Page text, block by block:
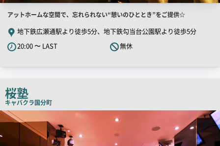
店
舗
PR
キ
コ
ピ
ー
アットホームな空間で、忘れられない“憩いのひととき”をご提供☆
地下鉄広瀬通駅より徒歩5分、地下鉄勾当台公園駅より徒歩5分
20:00 〜 LAST
無休
桜塾
キャバクラ国分町
店
舗
画
像